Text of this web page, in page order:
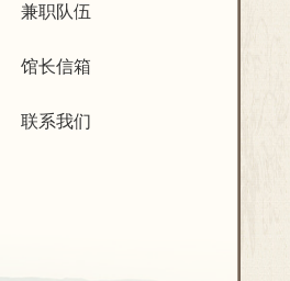
兼职队伍
馆长信箱
联系我们